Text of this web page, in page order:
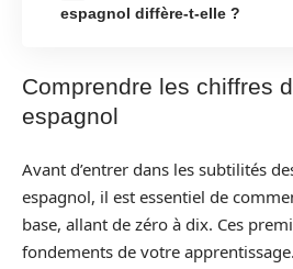
espagnol diffère-t-elle ?
Comprendre les chiffres
espagnol
Avant d’entrer dans les subtilités
espagnol, il est essentiel de
base, allant de zéro à dix. Ces
fondements de votre apprentissage.